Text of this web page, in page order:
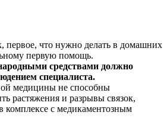
первое, что нужно делать в домашних
первую помощь.
средствами должно
специалиста.
медицины не способны
растяжения и разрывы связок,
комплексе с медикаментозным